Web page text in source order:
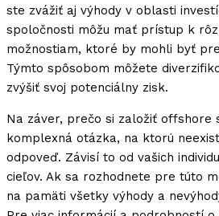
ste zvážiť aj výhody v oblasti
spoločnosti môžu mať prístup k
možnostiam, ktoré by mohli byť
Týmto spôsobom môžete
zvýšiť svoj potenciálny zisk.
Na záver, prečo si založiť offshore
komplexná otázka, na ktorú
odpoveď. Závisí to od vašich
cieľov. Ak sa rozhodnete pre túto
na pamäti všetky výhody a